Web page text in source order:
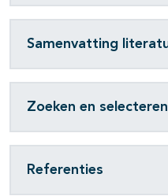
Samenvatting
Zoeken en selecteren
Referenties